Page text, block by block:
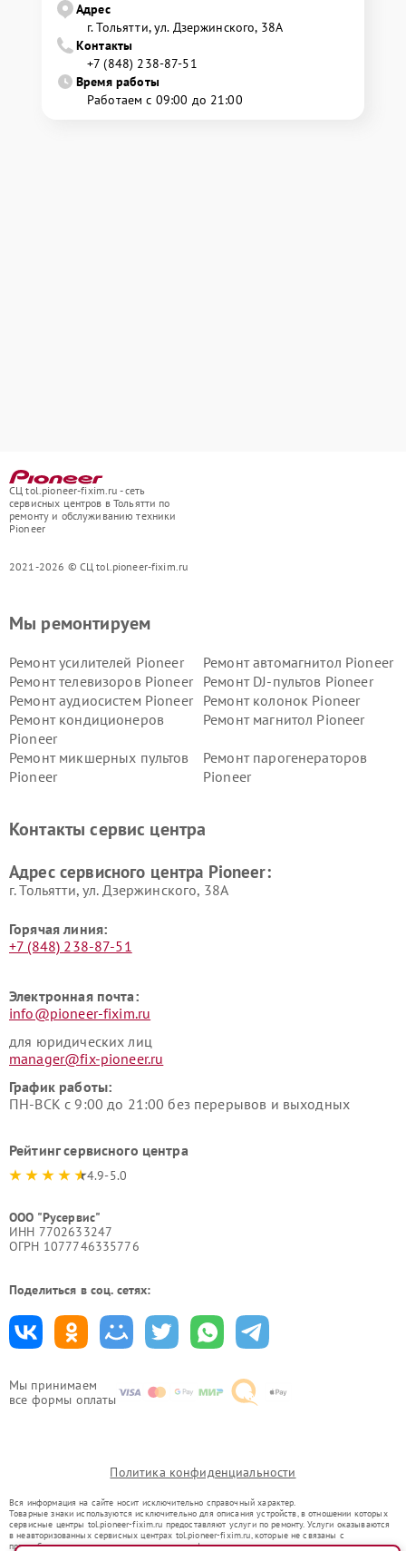
Адрес
г. Тольятти, ул. Дзержинского, 38А
Контакты
+7 (848) 238-87-51
Время работы
Работаем с 09:00 до 21:00
СЦ tol.pioneer-fixim.ru - сеть
сервисных центров в Тольятти по
ремонту и обслуживанию техники
Pioneer
2021-2026 © СЦ tol.pioneer-fixim.ru
Мы принимаем
все формы оплаты
Мы ремонтируем
Ремонт усилителей Pioneer
Ремонт автомагнитол Pioneer
Ремонт телевизоров Pioneer
Ремонт DJ-пультов Pioneer
Ремонт аудиосистем Pioneer
Ремонт колонок Pioneer
Ремонт кондиционеров
Pioneer
Ремонт магнитол Pioneer
Ремонт микшерных пультов
Pioneer
Ремонт парогенераторов
Pioneer
Контакты сервис центра
Адрес сервисного центра Pioneer:
г. Тольятти, ул. Дзержинского, 38А
Горячая линия:
+7 (848) 238-87-51
Электронная почта:
info@pioneer-fixim.ru
для юридических лиц
manager@fix-pioneer.ru
График работы:
ПН-ВСК с 9:00 до 21:00 без перерывов и выходных
Рейтинг сервисного центра
4.9-5.0
ООО "Русервис"
ИНН 7702633247
ОГРН 1077746335776
Поделиться в соц. сетях:
Политика конфиденциальности
Вся информация на сайте носит исключительно справочный характер.
Товарные знаки используются исключительно для описания устройств, в отношении которых
сервисные центры tol.pioneer-fixim.ru предоставляют услуги по ремонту. Услуги оказываются
в неавторизованных сервисных центрах tol.pioneer-fixim.ru, которые не связаны с
правообладателями товарных знаков или их официальными представителями.